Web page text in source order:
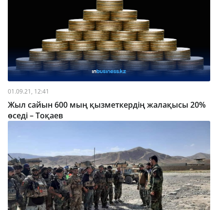
01.09.21, 12:41
Жыл сайын 600 мың қызметкердің жалақысы 20%
өседі – Тоқаев